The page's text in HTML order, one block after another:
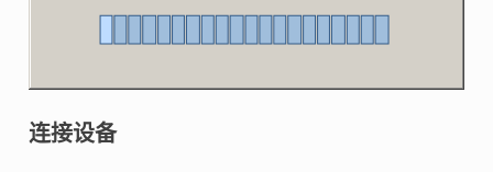
连接设备